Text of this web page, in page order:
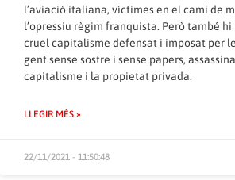
l’aviació italiana, víctimes en el camí de
l’opressiu règim franquista. Però també
cruel capitalisme defensat i imposat per
gent sense sostre i sense papers,
capitalisme i la propietat privada.
LLEGIR MÉS »
22/11/2021 - 11:50:48